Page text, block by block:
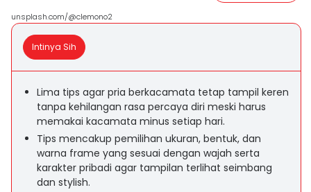
unsplash.com/@clemono2
Intinya Sih
Lima tips agar pria berkacamata tetap tampil keren
tanpa kehilangan rasa percaya diri meski harus
memakai kacamata minus setiap hari.
Tips mencakup pemilihan ukuran, bentuk, dan
warna frame yang sesuai dengan wajah serta
karakter pribadi agar tampilan terlihat seimbang
dan stylish.